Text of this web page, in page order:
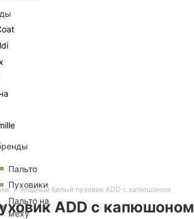
Пальто
Пуховики
Пальто на
меху
Модный белый пуховик ADD с капюшоном
ADD с капюшоном